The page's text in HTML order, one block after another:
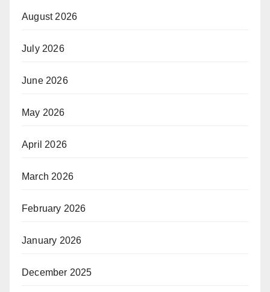
August 2026
July 2026
June 2026
May 2026
April 2026
March 2026
February 2026
January 2026
December 2025